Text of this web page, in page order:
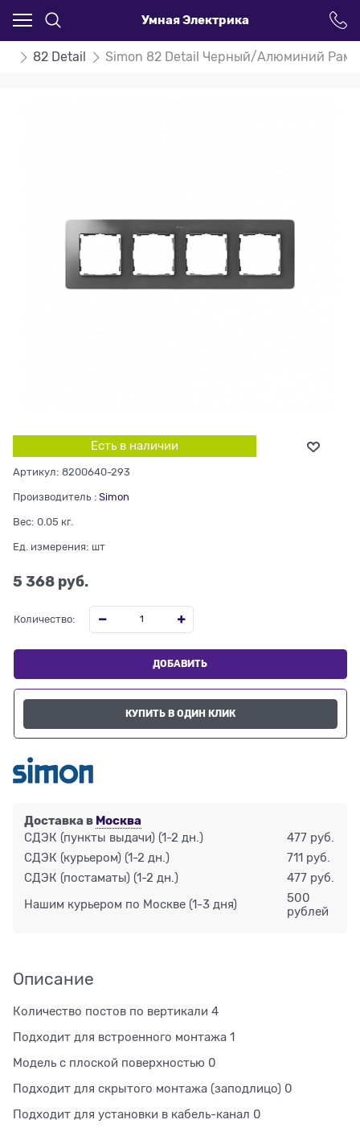
Умная Электрика
82 Detail Simon 82 Detail Черный/Алюминий
Есть в наличии
Артикул: 8200640-293
Производитель : Simon
Вес: 0.05 кг.
Ед. измерения: шт
5 368 руб.
Количество:
ДОБАВИТЬ
КУПИТЬ В ОДИН КЛИК
Доставка в Москва
СДЭК (пункты выдачи) (1-2 дн.)
477 руб.
СДЭК (курьером) (1-2 дн.)
711 руб.
СДЭК (постаматы) (1-2 дн.) 477 руб.
Нашим курьером по Москве (1-3 дня)
500
рублей
Описание
Количество постов по вертикали 4
Подходит для встроенного монтажа 1
Модель с плоской поверхностью 0
Подходит для скрытого монтажа (заподлицо) 0
Подходит для установки в кабель-канал 0